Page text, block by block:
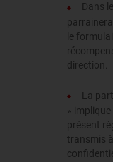
Dans
le
direction.
La
»
présent
transmis